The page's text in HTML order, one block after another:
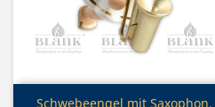
Schwebeengel mit Saxophon,